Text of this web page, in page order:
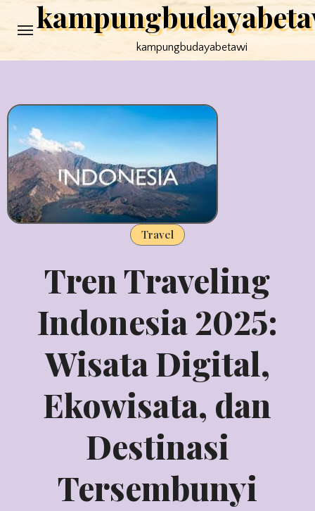
to
kampungbudayabetawi
Travel
Tren Traveling
Indonesia 2025:
Wisata Digital,
Ekowisata, dan
Destinasi
Tersembunyi